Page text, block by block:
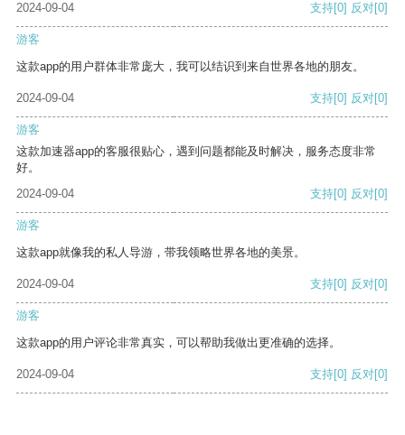
2024-09-04
支持[0] 反对[0]
游客
这款app的用户群体非常庞大，我可以结识到来自世界各地的朋友。
2024-09-04 支持[0] 反对[0]
游客
这款加速器app的客服很贴心，遇到问题都能及时解决，服务态度非常
好。
2024-09-04
支持[0] 反对[0]
游客
这款app就像我的私人导游，带我领略世界各地的美景。
2024-09-04 支持[0] 反对[0]
游客
这款app的用户评论非常真实，可以帮助我做出更准确的选择。
2024-09-04 支持[0] 反对[0]